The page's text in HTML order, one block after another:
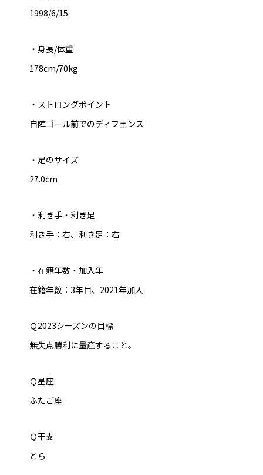
1998/6/15
・身長/体重
178cm/70kg
・ストロングポイント
自陣ゴール前でのディフェンス
・足のサイズ
27.0cm
・利き手・利き足
利き手：右、利き足：右
・在籍年数・加入年
在籍年数：3年目、2021年加入
Ｑ2023シーズンの目標
無失点勝利に量産すること。
Ｑ星座
ふたご座
Ｑ干支
とら